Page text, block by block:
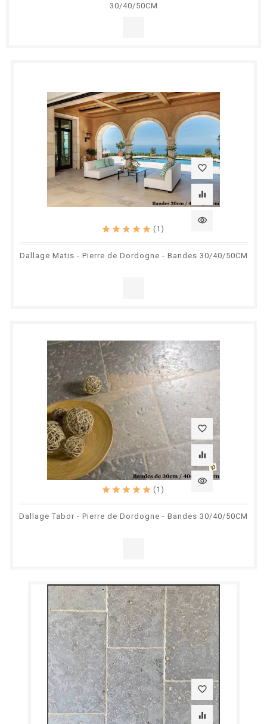
30/40/50CM
favorite_border
equalizer
visibility
(1)
Dallage Matis - Pierre de Dordogne - Bandes 30/40/50CM
favorite_border
equalizer
visibility
(1)
Dallage Tabor - Pierre de Dordogne - Bandes 30/40/50CM
favorite_border
equalizer